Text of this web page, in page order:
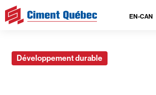
EN-CAN
Développement durable